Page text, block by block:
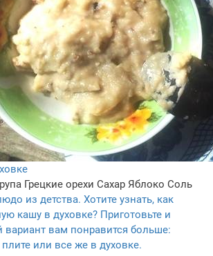
Грецкие орехи Сахар Яблоко Соль
из детства. Хотите узнать, как
кашу в духовке? Приготовьте и
вариант вам понравится больше:
или все же в духовке.